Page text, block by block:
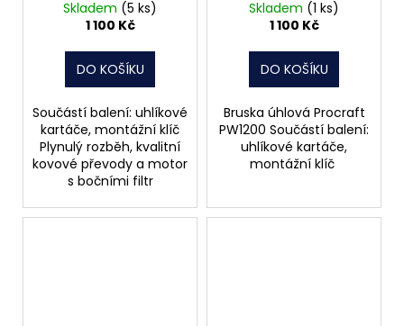
Skladem (5 ks)
1 100 Kč
DO KOŠÍKU
Součástí balení: uhlíkové
kartáče, montážní klíč
Plynulý rozběh, kvalitní
kovové převody a motor
s bočními filtr
125mm
Skladem (1 ks)
1 100 Kč
DO KOŠÍKU
Bruska úhlová Procraft
PW1200 Součástí balení:
uhlíkové kartáče,
montážní klíč